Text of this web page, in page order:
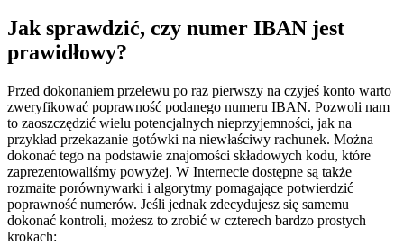
Jak sprawdzić, czy numer IBAN jest
prawidłowy?
Przed dokonaniem przelewu po raz pierwszy na czyjeś konto warto
zweryfikować poprawność podanego numeru IBAN. Pozwoli nam
to zaoszczędzić wielu potencjalnych nieprzyjemności, jak na
przykład przekazanie gotówki na niewłaściwy rachunek. Można
dokonać tego na podstawie znajomości składowych kodu, które
zaprezentowaliśmy powyżej. W Internecie dostępne są także
rozmaite porównywarki i algorytmy pomagające potwierdzić
poprawność numerów. Jeśli jednak zdecydujesz się samemu
dokonać kontroli, możesz to zrobić w czterech bardzo prostych
krokach: